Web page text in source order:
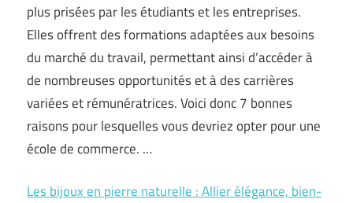
plus prisées par les étudiants et les entreprises.
Elles offrent des formations adaptées aux besoins
du marché du travail, permettant ainsi d’accéder à
de nombreuses opportunités et à des carrières
variées et rémunératrices. Voici donc 7 bonnes
raisons pour lesquelles vous devriez opter pour une
école de commerce. …
Les bijoux en pierre naturelle : Allier élégance, bien-